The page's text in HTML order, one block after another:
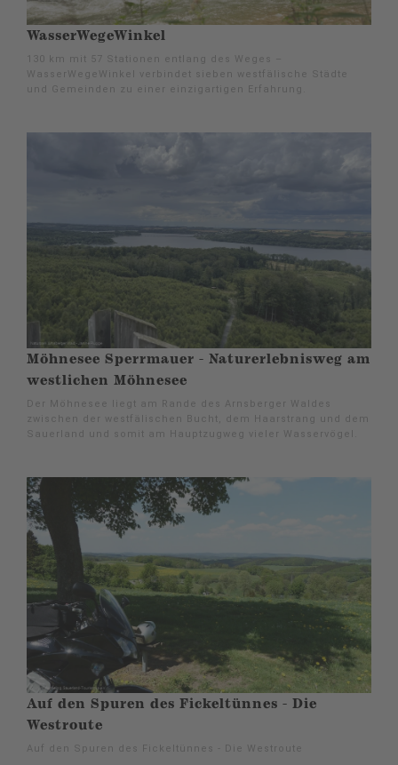
WasserWegeWinkel
130 km mit 57 Stationen entlang des Weges –
WasserWegeWinkel verbindet sieben westfälische Städte
und Gemeinden zu einer einzigartigen Erfahrung.
Möhnesee Sperrmauer - Naturerlebnisweg am
westlichen Möhnesee
Der Möhnesee liegt am Rande des Arnsberger Waldes
zwischen der westfälischen Bucht, dem Haarstrang und dem
Sauerland und somit am Hauptzugweg vieler Wasservögel.
Auf den Spuren des Fickeltünnes - Die
Westroute
Auf den Spuren des Fickeltünnes - Die Westroute